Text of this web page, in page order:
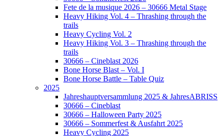
Fete de la musique 2026 – 30666 Metal Stage
Heavy Hiking Vol. 4 – Thrashing through the
trails
Heavy Cycling Vol. 2
Heavy Hiking Vol. 3 – Thrashing through the
trails
30666 – Cineblast 2026
Bone Horse Blast – Vol. I
Bone Horse Battle – Table Quiz
2025
Jahreshauptversammlung 2025 & JahresABRISS
30666 – Cineblast
30666 – Halloween Party 2025
30666 – Sommerfest & Ausfahrt 2025
Heavy Cycling 2025